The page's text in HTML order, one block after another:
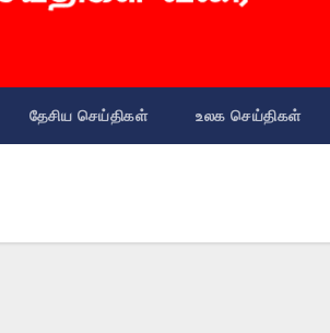
தேசிய செய்திகள் உலக செய்திகள்